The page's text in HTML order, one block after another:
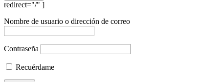
redirect="/" ]
Nombre de usuario o dirección de correo
Contraseña
Recuérdame